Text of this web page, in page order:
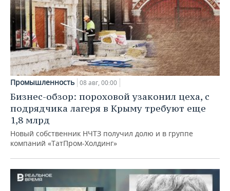
Промышленность 08 авг, 00:00
Бизнес-обзор: пороховой узаконил цеха, с
подрядчика лагеря в Крыму требуют еще
1,8 млрд
Новый собственник НЧТЗ получил долю и в группе
компаний «ТатПром-Холдинг»